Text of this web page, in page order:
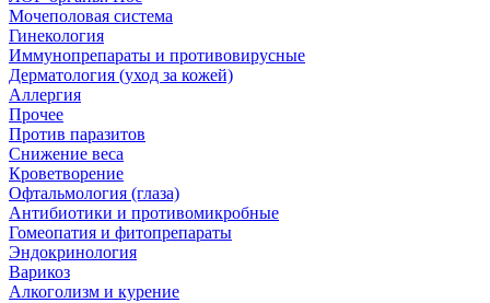
Мочеполовая система
Гинекология
Иммунопрепараты и противовирусные
Дерматология (уход за кожей)
Аллергия
Прочее
Против паразитов
Снижение веса
Кроветворение
Офтальмология (глаза)
Антибиотики и противомикробные
Гомеопатия и фитопрепараты
Эндокринология
Варикоз
Алкоголизм и курение